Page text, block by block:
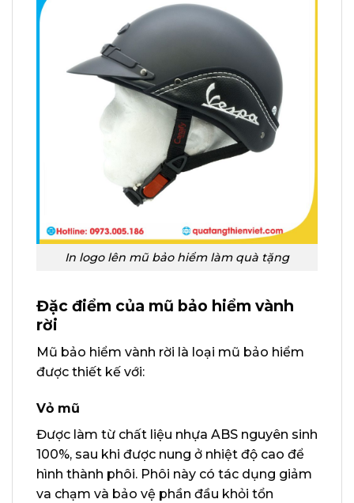
In logo lên mũ bảo hiểm làm quà tặng
Đặc điểm của mũ bảo hiểm vành
rời
Mũ bảo hiểm vành rời là loại mũ bảo hiểm
được thiết kế với:
Vỏ mũ
Được làm từ chất liệu nhựa ABS nguyên sinh
100%, sau khi được nung ở nhiệt độ cao để
hình thành phôi. Phôi này có tác dụng giảm
va chạm và bảo vệ phần đầu khỏi tổn